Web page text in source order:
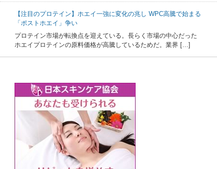
【注目のプロテイン】ホエイ一強に変化の兆し WPC高騰で始まる
「ポストホエイ」争い
プロテイン市場が転換点を迎えている。長らく市場の中心だった
ホエイプロテインの原料価格が高騰しているためだ。業界 […]